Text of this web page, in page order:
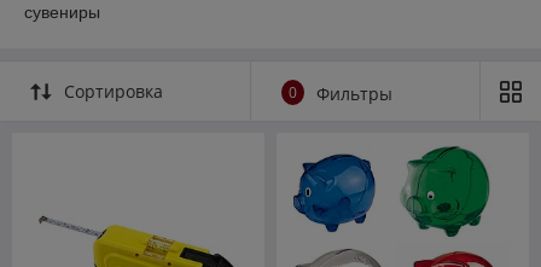
сувениры
Сортировка 0 Фильтры